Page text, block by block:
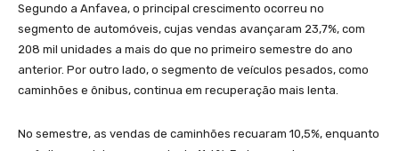
Segundo a Anfavea, o principal crescimento ocorreu no
segmento de automóveis, cujas vendas avançaram 23,7%, com
208 mil unidades a mais do que no primeiro semestre do ano
anterior. Por outro lado, o segmento de veículos pesados, como
caminhões e ônibus, continua em recuperação mais lenta.
No semestre, as vendas de caminhões recuaram 10,5%, enquanto